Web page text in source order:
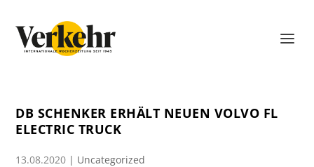
DB SCHENKER ERHÄLT NEUEN VOLVO FL
ELECTRIC TRUCK
13.08.2020 | Uncategorized